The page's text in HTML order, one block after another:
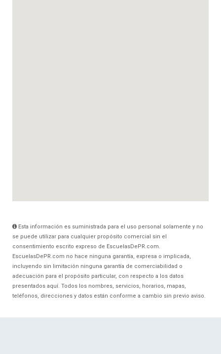
Esta información es suministrada para el uso personal solamente y no
se puede utilizar para cualquier propósito comercial sin el
consentimiento escrito expreso de EscuelasDePR.com.
EscuelasDePR.com no hace ninguna garantía, expresa o implicada,
incluyendo sin limitación ninguna garantía de comerciabilidad o
adecuación para el propósito particular, con respecto a los datos
presentados aquí. Todos los nombres, servicios, horarios, mapas,
teléfonos, direcciones y datos están conforme a cambio sin previo aviso.